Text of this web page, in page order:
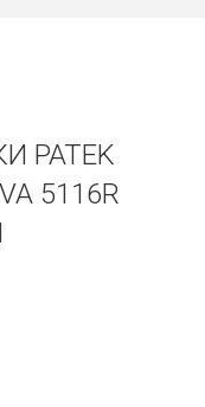
PATEK
5116R